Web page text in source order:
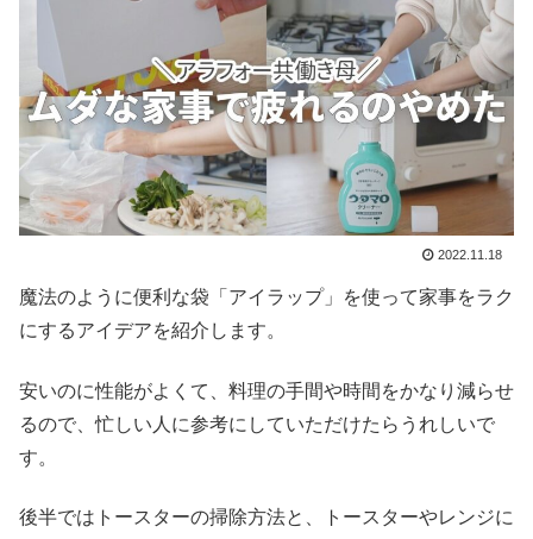
2022.11.18
魔法のように便利な袋「アイラップ」を使って家事をラク
にするアイデアを紹介します。
安いのに性能がよくて、料理の手間や時間をかなり減らせ
るので、忙しい人に参考にしていただけたらうれしいで
す。
後半ではトースターの掃除方法と、トースターやレンジに